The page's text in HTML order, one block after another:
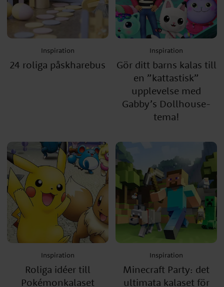
Inspiration
24 roliga påskharebus
Inspiration
Gör ditt barns kalas till
en ”kattastisk”
upplevelse med
Gabby’s Dollhouse-
tema!
Inspiration
Roliga idéer till
Pokémonkalaset
Inspiration
Minecraft Party: det
ultimata kalaset för